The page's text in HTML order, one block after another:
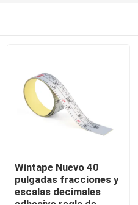
Wintape Nuevo 40
pulgadas fracciones y
escalas decimales